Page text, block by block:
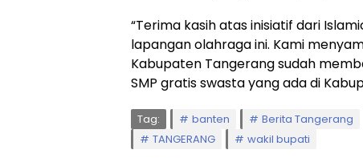
“Terima kasih atas inisiatif dari
lapangan olahraga ini. Kami
Kabupaten Tangerang sudah
SMP gratis swasta yang ada di
Tag: banten Berita Tangerang
TANGERANG
wakil bupati